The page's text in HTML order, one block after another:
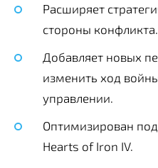
Расширяет
стороны конфликта.
Добавляет новых
изменить ход
управлении.
Оптимизирован
Hearts of Iron IV.